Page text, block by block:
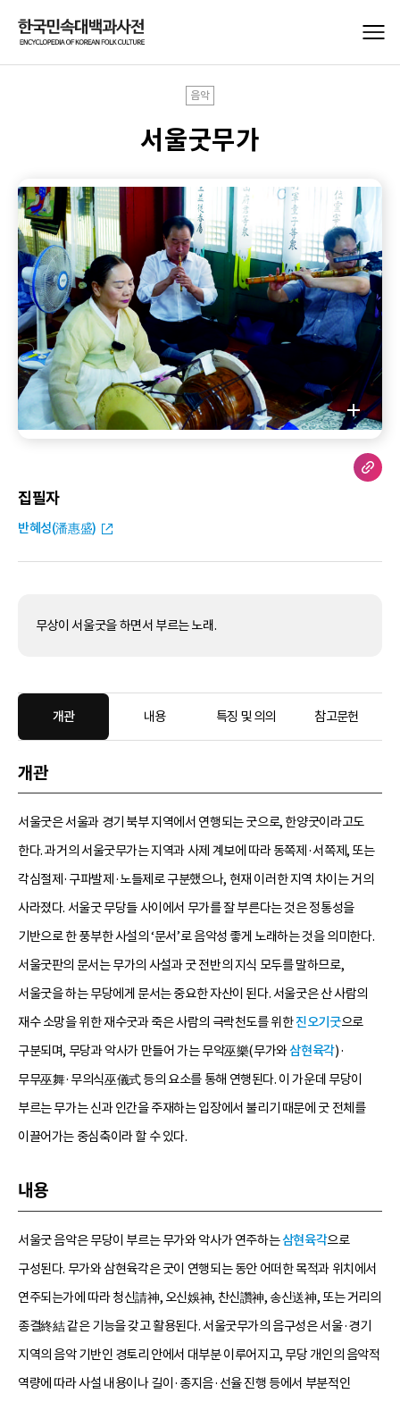
음악
서울굿무가
집필자
반혜성(潘惠盛)
무상이 서울굿을 하면서 부르는 노래.
개관 내용 특징 및 의의 참고문헌
개관
서울굿은 서울과 경기 북부 지역에서 연행되는 굿으로, 한양굿이라고도
한다. 과거의 서울굿무가는 지역과 사제 계보에 따라 동쪽제·서쪽제, 또는
각심절제·구파발제·노들제로 구분했으나, 현재 이러한 지역 차이는 거의
사라졌다. 서울굿 무당들 사이에서 무가를 잘 부른다는 것은 정통성을
기반으로 한 풍부한 사설의 ‘문서’로 음악성 좋게 노래하는 것을 의미한다.
서울굿판의 문서는 무가의 사설과 굿 전반의 지식 모두를 말하므로,
서울굿을 하는 무당에게 문서는 중요한 자산이 된다. 서울굿은 산 사람의
재수 소망을 위한 재수굿과 죽은 사람의 극락천도를 위한진오기굿으로
구분되며, 무당과 악사가 만들어 가는 무악巫樂(무가와삼현육각)·
무무巫舞·무의식巫儀式 등의 요소를 통해 연행된다. 이 가운데 무당이
부르는 무가는 신과 인간을 주재하는 입장에서 불리기 때문에 굿 전체를
이끌어가는 중심축이라 할 수 있다.
내용
서울굿 음악은 무당이 부르는 무가와 악사가 연주하는삼현육각으로
구성된다. 무가와 삼현육각은 굿이 연행되는 동안 어떠한 목적과 위치에서
연주되는가에 따라 청신請神, 오신娛神, 찬신讚神, 송신送神, 또는 거리의
종결終結 같은 기능을 갖고 활용된다. 서울굿무가의 음구성은 서울·경기
지역의 음악 기반인 경토리 안에서 대부분 이루어지고, 무당 개인의 음악적
역량에 따라 사설 내용이나 길이·종지음·선율 진행 등에서 부분적인